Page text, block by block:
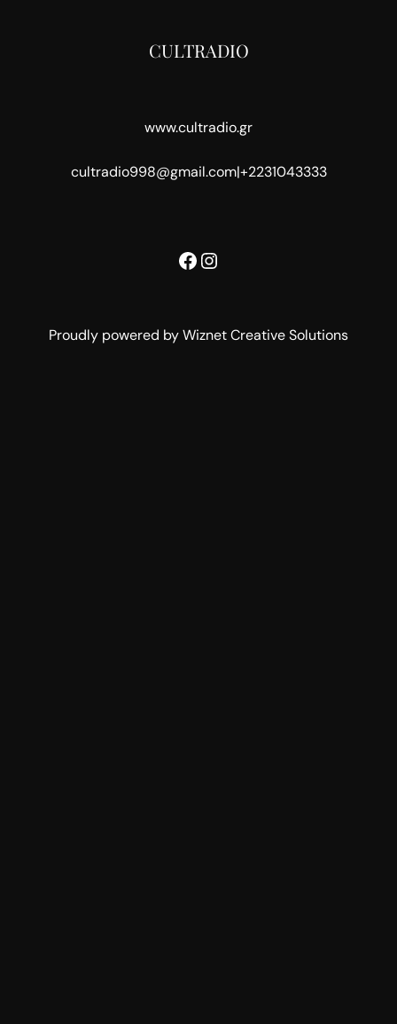
CULTRADIO
www.cultradio.gr
cultradio998@gmail.com|+2231043333
Facebook
Instagram
Proudly powered by Wiznet Creative Solutions